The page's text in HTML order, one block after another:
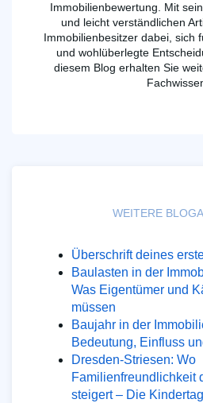
Immobilienbewertung. Mit
und leicht verständlichen
Immobilienbesitzer dabei, sich
und wohlüberlegte
diesem Blog erhalten Sie
WEITERE
Überschrift deines
Baulasten in der
Was Eigentümer und
müssen
Baujahr in der
Bedeutung, Einfluss
Dresden-Striesen: Wo
Familienfreundlichkeit
steigert – Die